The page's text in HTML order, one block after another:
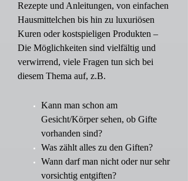
Rezepte und Anleitungen, von einfachen
Hausmittelchen bis hin zu luxuriösen
Kuren oder kostspieligen Produkten –
Die Möglichkeiten sind vielfältig und
verwirrend, viele Fragen tun sich bei
diesem Thema auf, z.B.
Kann man schon am
Gesicht/Körper sehen, ob Gifte
vorhanden sind?
Was zählt alles zu den Giften?
Wann darf man nicht oder nur sehr
vorsichtig entgiften?